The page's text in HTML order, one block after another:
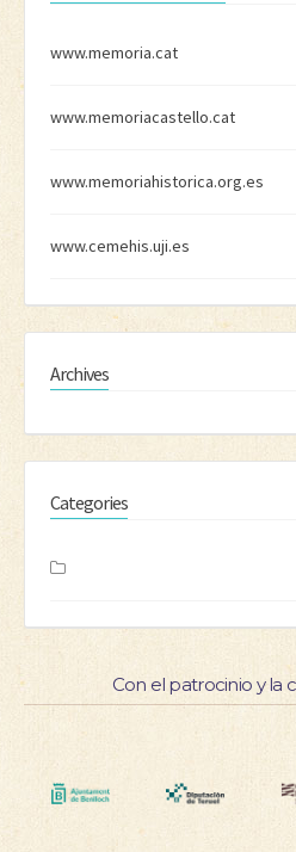
www.memoria.cat
www.memoriacastello.cat
www.memoriahistorica.org.es
www.cemehis.uji.es
Archives
Categories
Con el patrocinio y la